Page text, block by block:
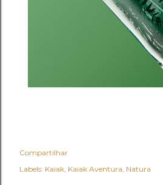
Compartilhar
Labels: Kaiak Kaiak Aventura Natura